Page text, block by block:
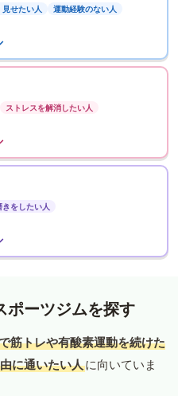
せたい人 運動経験のない人
ストレスを解消したい人
きをしたい人
ポーツジムを探す
筋トレや有酸素運動を続けた
に通いたい人に向いていま